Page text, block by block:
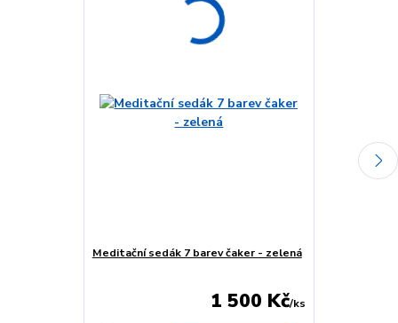
Meditační sedák 7 barev čaker - zelená
1 500 Kč/ks